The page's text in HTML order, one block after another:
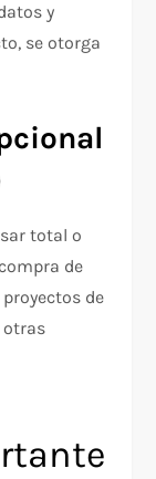
y
se otorga
total o
de
de
otras